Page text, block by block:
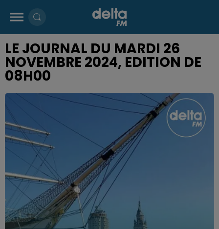
LE JOURNAL DU MARDI 26
NOVEMBRE 2024, EDITION DE
08H00